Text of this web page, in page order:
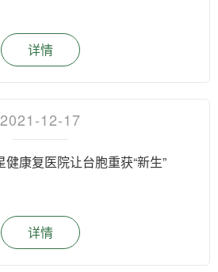
详情
2021-12-17
康复医院让台胞重获“新生”
详情